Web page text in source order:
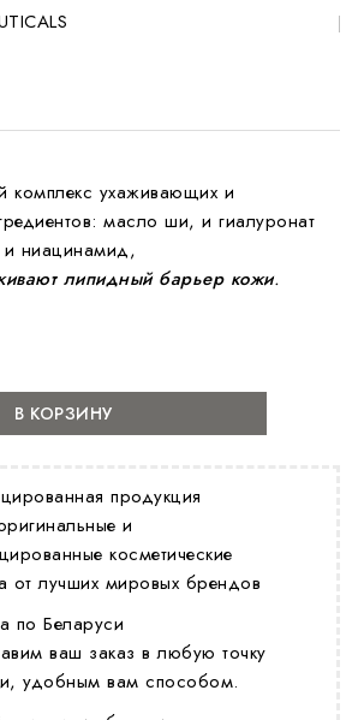
комплекс ухаживающих и
масло ши, и гиалуронат
и ниацинамид,
липидный барьер кожи.
В КОРЗИНУ
продукция
и
косметические
от лучших мировых брендов
по Беларуси
ваш заказ в любую точку
удобным вам способом.